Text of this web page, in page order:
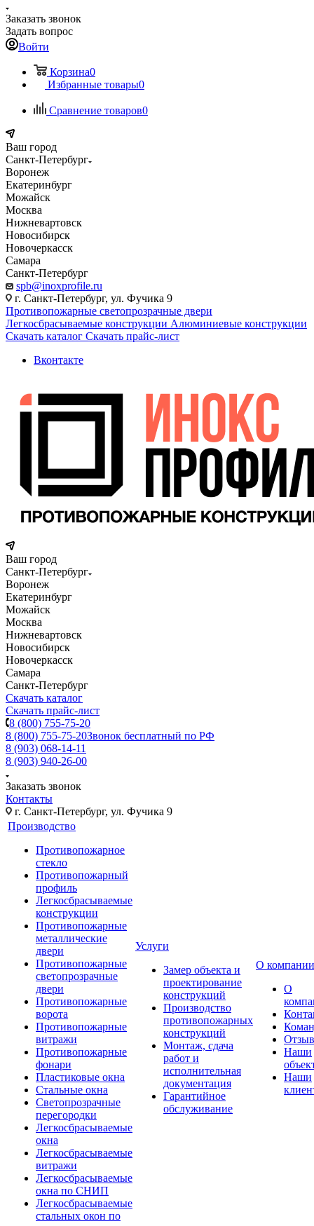
Заказать звонок
Задать вопрос
Войти
Корзина0
Избранные товары0
Сравнение товаров0
Ваш город
Санкт-Петербург
Воронеж
Екатеринбург
Можайск
Москва
Нижневартовск
Новосибирск
Новочеркасск
Самара
Санкт-Петербург
spb@inoxprofile.ru
г. Санкт-Петербург, ул. Фучика 9
Противопожарные светопрозрачные двери
Легкосбрасываемые конструкции Алюминиевые конструкции
Скачать каталог Скачать прайс-лист
Вконтакте
Ваш город
Санкт-Петербург
Воронеж
Екатеринбург
Можайск
Москва
Нижневартовск
Новосибирск
Новочеркасск
Самара
Санкт-Петербург
Скачать каталог
Скачать прайс-лист
8 (800) 755-75-20
8 (800) 755-75-20Звонок бесплатный по РФ
8 (903) 068-14-11
8 (903) 940-26-00
Заказать звонок
Контакты
г. Санкт-Петербург, ул. Фучика 9
Производство
Противопожарное
стекло
Противопожарный
профиль
Легкосбрасываемые
конструкции
Противопожарные
металлические
двери
Противопожарные
светопрозрачные
двери
Противопожарные
ворота
Противопожарные
витражи
Противопожарные
фонари
Пластиковые окна
Стальные окна
Светопрозрачные
перегородки
Легкосбрасываемые
окна
Легкосбрасываемые
витражи
Легкосбрасываемые
окна по СНИП
Легкосбрасываемые
стальных окон по
Услуги
Замер объекта и
проектирование
конструкций
Производство
противопожарных
конструкций
Монтаж, сдача
работ и
исполнительная
документация
Гарантийное
обслуживание
О компании
О
Наши
Наши